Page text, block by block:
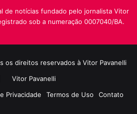
de notícias fundado pelo jornalista Vitor
sob a numeração 0007040/BA.
os direitos reservados à Vitor Pavanelli
Vitor Pavanelli
Privacidade Termos de Uso Contato